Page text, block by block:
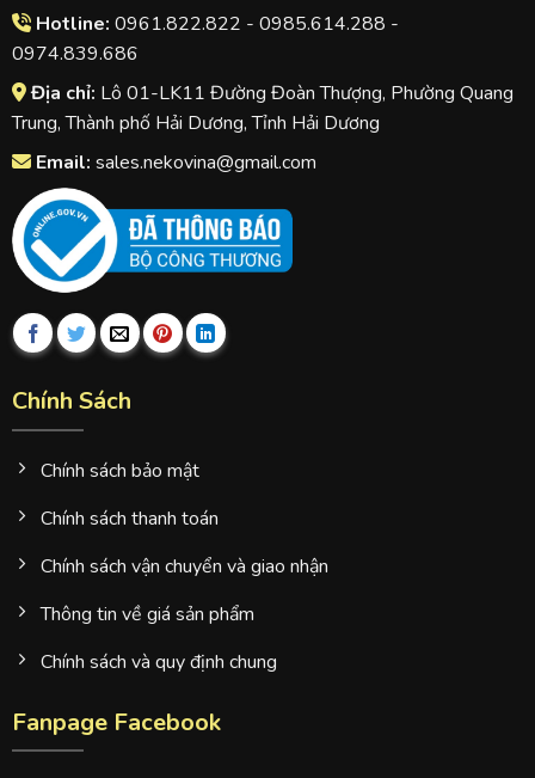
Hotline: 0961.822.822 - 0985.614.288 -
0974.839.686
Địa chỉ: Lô 01-LK11 Đường Đoàn Thượng, Phường Quang
Trung, Thành phố Hải Dương, Tỉnh Hải Dương
Email: sales.nekovina@gmail.com
Chính Sách
Chính sách bảo mật
Chính sách thanh toán
Chính sách vận chuyển và giao nhận
Thông tin về giá sản phẩm
Chính sách và quy định chung
Fanpage Facebook